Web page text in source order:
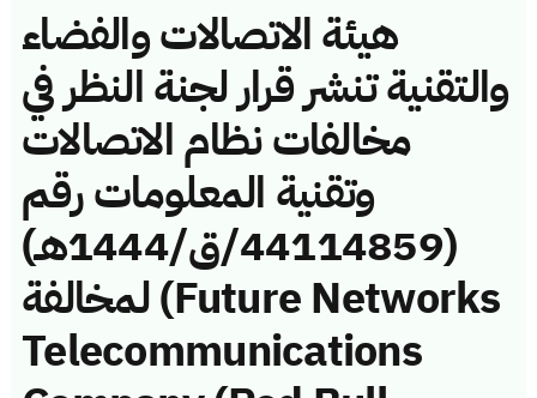
هيئة الاتصالات والفضاء
والتقنية تنشر قرار لجنة النظر في
مخالفات نظام الاتصالات
وتقنية المعلومات رقم
(44114859/ق/1444هـ)
لمخالفة (Future Networks
Telecommunications